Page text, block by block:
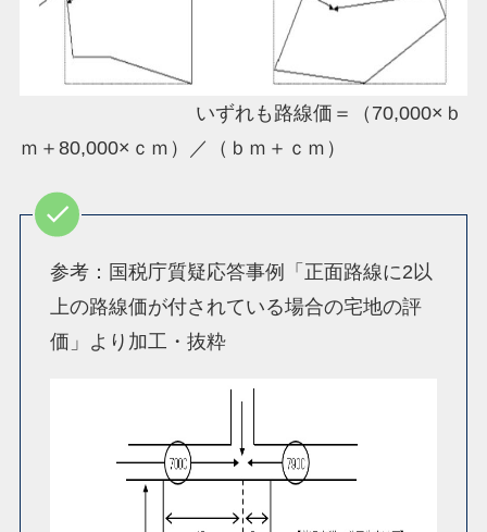
いずれも路線価＝（70,000×ｂ
ｍ＋80,000×ｃｍ）／（ｂｍ＋ｃｍ）
参考：国税庁質疑応答事例「正面路線に2以
上の路線価が付されている場合の宅地の評
価」より加工・抜粋